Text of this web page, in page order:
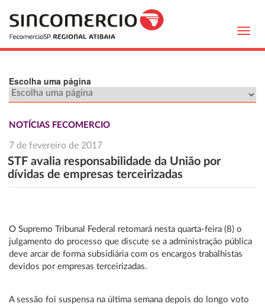
Escolha uma página
NOTÍCIAS FECOMERCIO
7 de fevereiro de 2017
STF avalia responsabilidade da União por
dívidas de empresas terceirizadas
O Supremo Tribunal Federal retomará nesta quarta-feira (8) o
julgamento do processo que discute se a administração pública
deve arcar de forma subsidiária com os encargos trabalhistas
devidos por empresas terceirizadas.
A sessão foi suspensa na última semana depois do longo voto